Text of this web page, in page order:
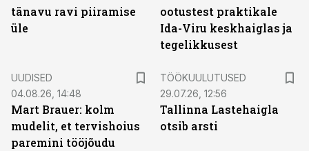
tänavu ravi piiramise
üle
ootustest praktikale
Ida-Viru keskhaiglas ja
tegelikkusest
UUDISED
04.08.26, 14:48
Mart Brauer: kolm
mudelit, et tervishoius
paremini tööjõudu
TÖÖKUULUTUSED
29.07.26, 12:56
Tallinna Lastehaigla
otsib arsti